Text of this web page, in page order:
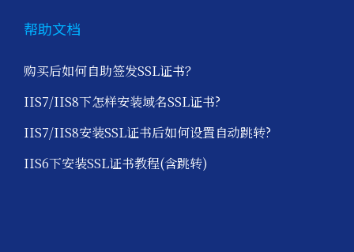
帮助文档
购买后如何自助签发SSL证书？
IIS7/IIS8下怎样安装域名SSL证书?
IIS7/IIS8安装SSL证书后如何设置自动跳转?
IIS6下安装SSL证书教程(含跳转)